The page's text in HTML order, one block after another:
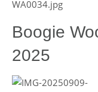
Boogie
2025